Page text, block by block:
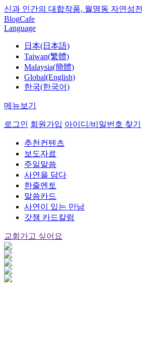
신과 인간의 대합작품, 월명동 자연성전
BlogCafe
Language
日本(日本語)
Taiwan(繁體)
Malaysia(簡體)
Global(English)
한국(한국어)
메뉴보기
로그인 회원가입 아이디/비밀번호 찾기
추천컨텐츠
보도자료
주일말씀
사연을 담다
한줄멘토
말씀카드
사연이 있는 만남
갓잼 카드칼럼
교회가고 싶어요